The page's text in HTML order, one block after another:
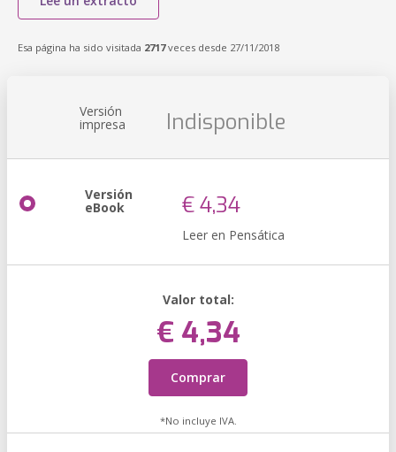
Esa página ha sido visitada 2717veces desde 27/11/2018
Versión
impresa Indisponible
Versión
eBook € 4,34
Leer en Pensática
Valor total:
€ 4,34
Comprar
*No incluye IVA.